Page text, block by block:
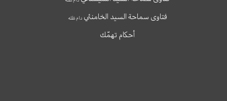
فتاوى سماحة السيد الخامنئيدام ظله
أحكام تهمّك